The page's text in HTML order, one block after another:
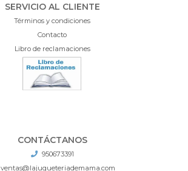
SERVICIO AL CLIENTE
Términos y condiciones
Contacto
Libro de reclamaciones
CONTÁCTANOS
950673391
ventas@lajugueteriademama.com